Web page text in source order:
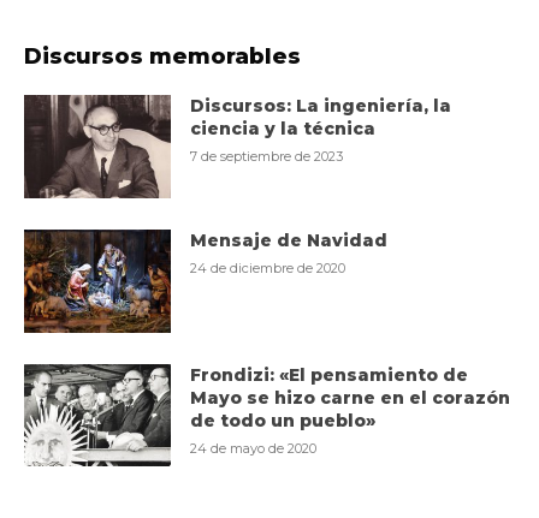
Discursos memorables
Discursos: La ingeniería, la
ciencia y la técnica
7 de septiembre de 2023
Mensaje de Navidad
24 de diciembre de 2020
Frondizi: «El pensamiento de
Mayo se hizo carne en el corazón
de todo un pueblo»
24 de mayo de 2020